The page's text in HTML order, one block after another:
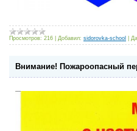
Просмотров: 216 Добавил: sidorovka-school
Внимание! Пожароопасный